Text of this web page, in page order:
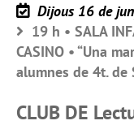
Dijous 16 de
19 h • SALA
CASINO • “Una
alumnes de 4t. de
CLUB DE